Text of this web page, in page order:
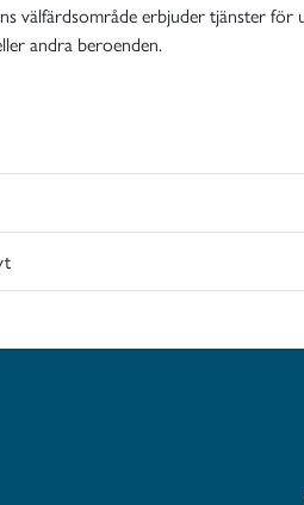
välfärdsområde erbjuder tjänster
andra beroenden.